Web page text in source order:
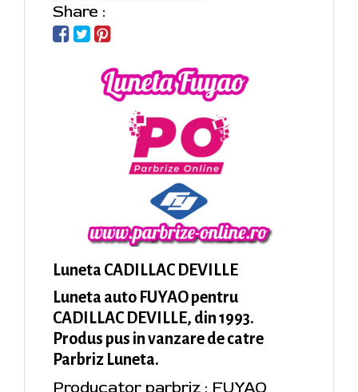
Share :
Luneta CADILLAC DEVILLE
Luneta auto FUYAO pentru
CADILLAC DEVILLE, din 1993.
Produs pus in vanzare de catre
Parbriz Luneta.
Producator parbriz : FUYAO